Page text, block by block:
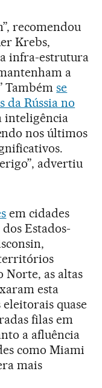
recomendou
Krebs,
infra-estrutura
a
Tambémse
da Rússia no
inteligência
nos últimos
advertiu
em cidades
Estados-
Norte, as altas
esta
eleitorais quase
filas em
a afluência
como Miami
mais